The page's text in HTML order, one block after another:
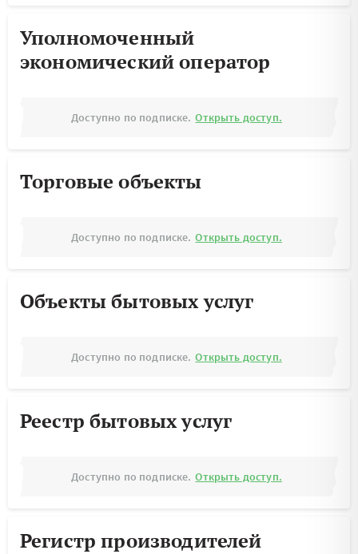
Уполномоченный
экономический оператор
Доступно по подписке. Открыть доступ.
Торговые объекты
Доступно по подписке. Открыть доступ.
Объекты бытовых услуг
Доступно по подписке. Открыть доступ.
Реестр бытовых услуг
Доступно по подписке. Открыть доступ.
Регистр производителей